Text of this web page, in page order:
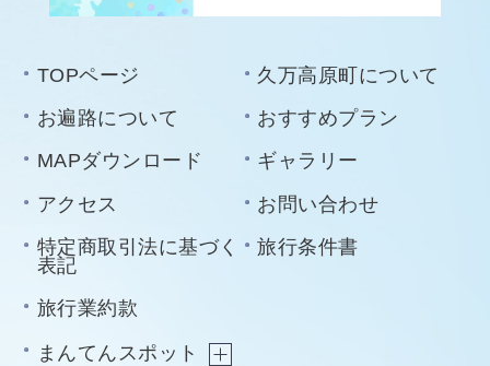
TOPページ
久万高原町について
お遍路について
おすすめプラン
MAPダウンロード
ギャラリー
アクセス
お問い合わせ
特定商取引法に基づく
表記
旅行条件書
旅行業約款
まんてんスポット